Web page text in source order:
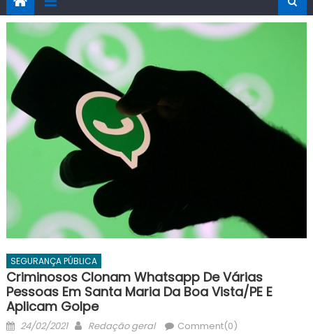
SEGURANÇA PÚBLICA
Criminosos Clonam Whatsapp De Várias
Pessoas Em Santa Maria Da Boa Vista/PE E
Aplicam Golpe
Posted
24/02/2021 Author
Redação geral Comment(0)